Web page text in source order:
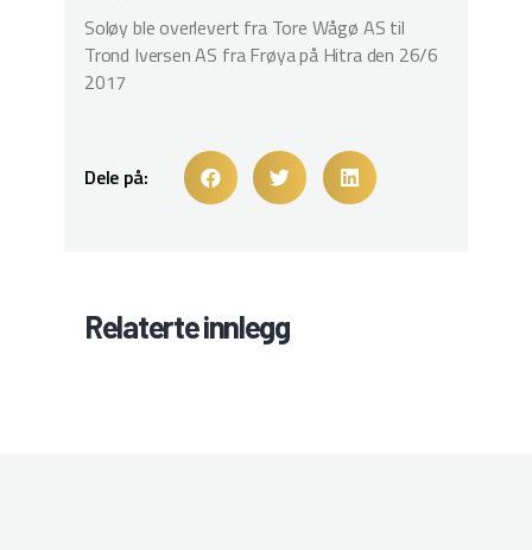
Soløy ble overlevert fra Tore Wågø AS til
Trond Iversen AS fra Frøya på Hitra den 26/6
2017
Dele på:
Relaterte innlegg